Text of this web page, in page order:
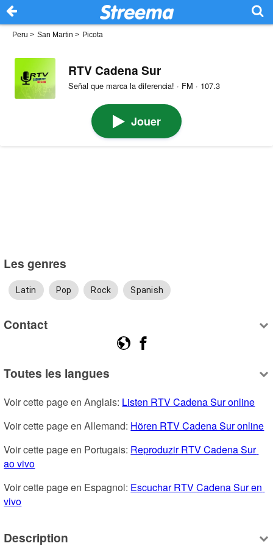
Peru > San Martin > Picota
RTV Cadena Sur
Señal que marca la diferencia! · FM · 107.3
Jouer
Les genres
Latin Pop Rock Spanish
Contact
Toutes les langues
Voir cette page en Anglais: Listen RTV Cadena Sur online
Voir cette page en Allemand: Hören RTV Cadena Sur online
Voir cette page en Portugais: Reproduzir RTV Cadena Sur
ao vivo
Voir cette page en Espagnol: Escuchar RTV Cadena Sur en
vivo
Description